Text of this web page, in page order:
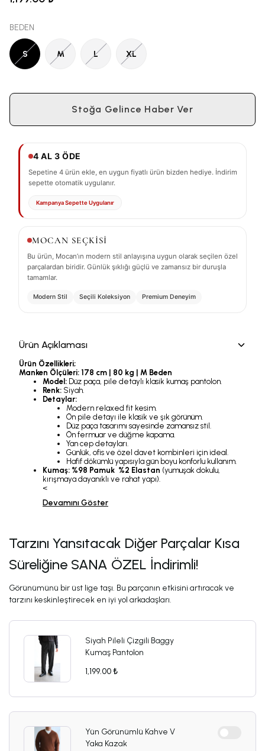
BEDEN
S M L XL
Stoğa Gelince Haber Ver
4 AL 3 ÖDE
Sepetine 4 ürün ekle, en uygun fiyatlı ürün bizden hediye. İndirim
sepette otomatik uygulanır.
Kampanya Sepette Uygulanır
MOCAN SEÇKİSİ
Bu ürün, Mocan’ın modern stil anlayışına uygun olarak seçilen özel
parçalardan biridir. Günlük şıklığı güçlü ve zamansız bir duruşla
tamamlar.
Modern Stil Seçili Koleksiyon Premium Deneyim
Ürün Açıklaması
Ürün Özellikleri;
Manken Ölçüleri: 178 cm | 80 kg | M Beden
Model: Düz paça, pile detaylı klasik kumaş pantolon.
Renk: Siyah.
Detaylar:
Modern relaxed fit kesim.
Ön pile detayı ile klasik ve şık görünüm.
Düz paça tasarımı sayesinde zamansız stil.
Ön fermuar ve düğme kapama.
Yan cep detayları.
Günlük, ofis ve özel davet kombinleri için ideal.
Hafif dökümlü yapısıyla gün boyu konforlu kullanım.
Kumaş: %98 Pamuk %2 Elastan (yumuşak dokulu,
kırışmaya dayanıklı ve rahat yapı).
<
Devamını Göster
Tarzını Yansıtacak Diğer Parçalar Kısa
Süreliğine SANA ÖZEL İndirimli!
Görünümünü bir üst lige taşı. Bu parçanın etkisini artıracak ve
tarzını keskinleştirecek en iyi yol arkadaşları.
Siyah Pileli Çizgili Baggy
Kumaş Pantolon
1,199.00 ₺
Yün Görünümlü Kahve V
Yaka Kazak